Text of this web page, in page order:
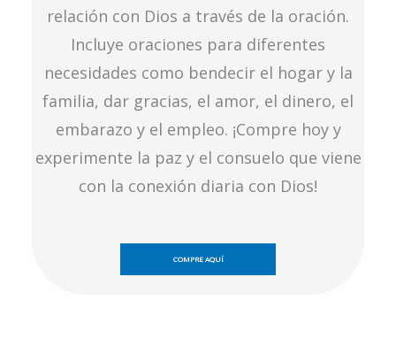
relación con Dios a través de la oración.
Incluye oraciones para diferentes
necesidades como bendecir el hogar y la
familia, dar gracias, el amor, el dinero, el
embarazo y el empleo. ¡Compre hoy y
experimente la paz y el consuelo que viene
con la conexión diaria con Dios!
COMPRE AQUÍ